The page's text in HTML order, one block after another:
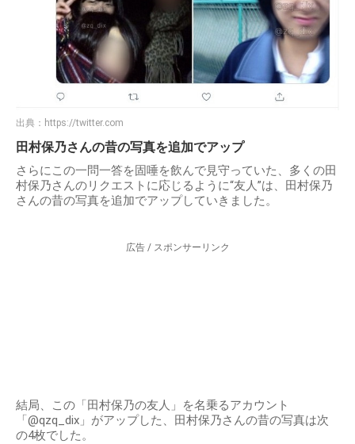
出典： https://twitter.com
田村保乃さんの昔の写真を追加でアップ
さらにこの一問一答を固唾を飲んで見守っていた、多くの田
村保乃さんのリクエストに応じるように“友人”は、田村保乃
さんの昔の写真を追加でアップしていきました。
広告 / スポンサーリンク
結局、この「田村保乃の友人」を名乗るアカウント
「@qzq_dix」がアップした、田村保乃さんの昔の写真は次
の4枚でした。